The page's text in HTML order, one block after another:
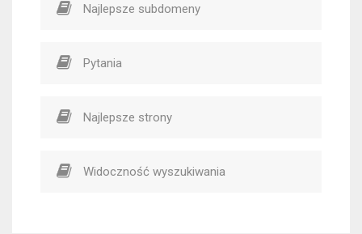
Najlepsze subdomeny
Pytania
Najlepsze strony
Widoczność wyszukiwania